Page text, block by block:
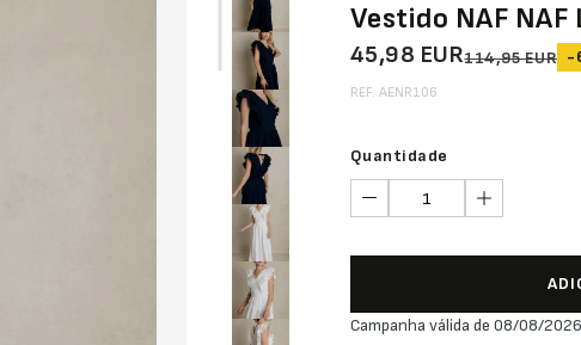
Vestido NAF
45,98 EUR114,95 EUR -
REF. AENR106
Quantidade
Campanha válida de 08/08/